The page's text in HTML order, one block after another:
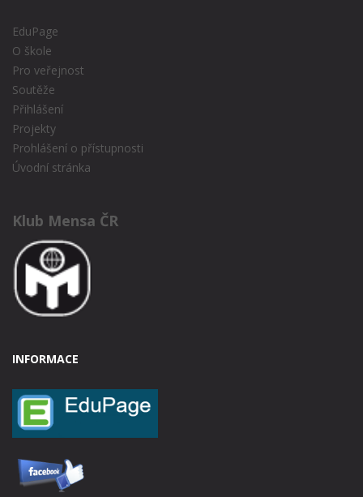
EduPage
O škole
Pro veřejnost
Soutěže
Přihlášení
Projekty
Prohlášení o přístupnosti
Úvodní stránka
Klub Mensa ČR
INFORMACE